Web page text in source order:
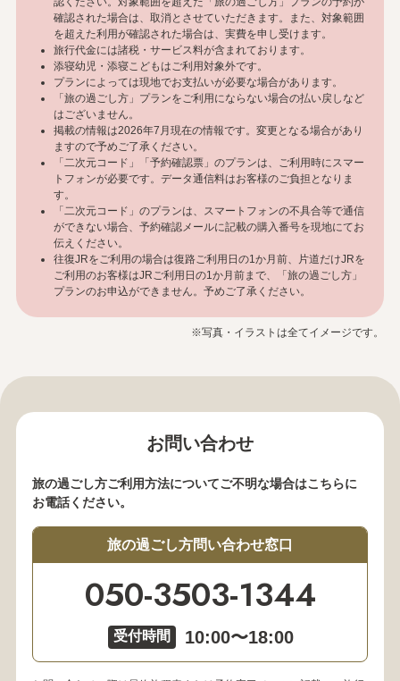
確認された場合は、取消とさせていただきます。また、対象範囲
を超えた利用が確認された場合は、実費を申し受けます。
旅行代金には諸税・サービス料が含まれております。
添寝幼児・添寝こどもはご利用対象外です。
プランによっては現地でお支払いが必要な場合があります。
「旅の過ごし方」プランをご利用にならない場合の払い戻しなど
はございません。
掲載の情報は2026年7月現在の情報です。変更となる場合があり
ますので予めご了承ください。
「二次元コード」「予約確認票」のプランは、ご利用時にスマー
トフォンが必要です。データ通信料はお客様のご負担となりま
す。
「二次元コード」のプランは、スマートフォンの不具合等で通信
ができない場合、予約確認メールに記載の購入番号を現地にてお
伝えください。
往復JRをご利用の場合は復路ご利用日の1か月前、片道だけJRを
ご利用のお客様はJRご利用日の1か月前まで、「旅の過ごし方」
プランのお申込ができません。予めご了承ください。
※写真・イラストは全てイメージです。
お問い合わせ
旅の過ごし方ご利用方法についてご不明な場合はこちらに
お電話ください。
旅の過ごし方問い合わせ窓口
050-3503-1344
受付時間 10:00〜18:00